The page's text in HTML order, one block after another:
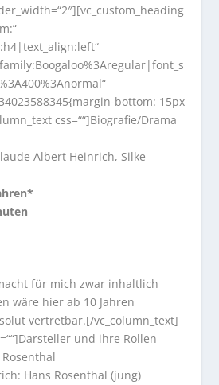
bottom: 15px
css=““]Biografie/Drama
Albert Heinrich, Silke
für mich zwar inhaltlich
wäre hier ab 10 Jahren
vertretbar.[/vc_column_text]
Darsteller und ihre Rollen
Hans Rosenthal (jung)